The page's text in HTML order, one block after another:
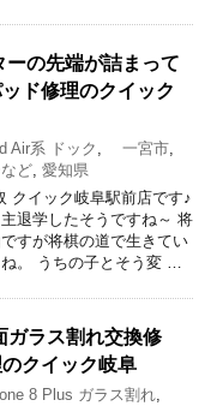
の先端が詰まって
ド修理のクイック
Air系 ドック , 一宮市,
ど, 愛知県
クイック岐阜駅前店です♪
退学したそうですね～ 将
すが将棋の道で生きてい
。 うちの子とそう変 …
ラス割れ交換修
クイック岐阜
8 Plus ガラス割れ,